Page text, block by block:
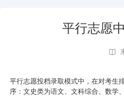
平行志愿
平行志愿投档录取模式中，在对考生
序：文史类为语文、文科综合、数学